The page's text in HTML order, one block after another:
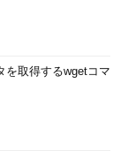
を取得するwgetコマ